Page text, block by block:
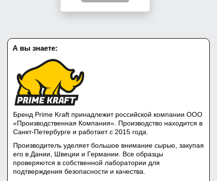
А вы знаете:
Бренд Prime Kraft принадлежит российской компании ООО
«Производственная Компания». Производство находится в
Санкт-Петербурге и работает с 2015 года.
Производитель уделяет большое внимание сырью, закупая
его в Дании, Швеции и Германии. Все образцы
проверяются в собственной лаборатории для
подтверждения безопасности и качества.